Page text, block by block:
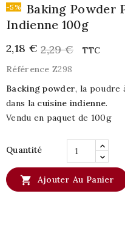
-5%
Baking Powder
Indienne 100g
2,18 € 2,29 € TTC
Référence Z298
Backing powder, la poudre
dans la cuisine indienne.
Vendu en paquet de 100g
Quantité
 Ajouter Au Panier